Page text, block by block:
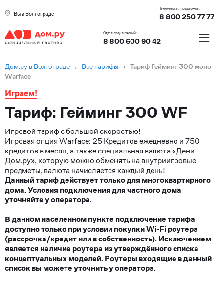
Вы в Волгограде
Техническая поддержка:
8 800 250 77 77
Отдел подключений:
8 800 600 90 42 ≡
Дом.ру в Волгограде › Все тарифы › Тариф Гейминг 300 моно
Warface
Играем!
Тариф: Гейминг 300 WF
Игровой тариф с большой скоростью!
Игровая опция Warface: 25 Кредитов ежедневно и 750
кредитов в месяц, а также специальная валюта «Дени
Дом.ру», которую можно обменять на внутриигровые
предметы, валюта начисляется каждый день!
Данный тариф действует только для многоквартирного
дома. Условия подключения для частного дома
уточняйте у оператора.
В данном населенном пункте подключение тарифа
доступно только при условии покупки Wi-Fi роутера
(рассрочка/кредит или в собственность). Исключением
является наличие роутера из утверждённого списка
концептуальных моделей. Роутеры входящие в данный
список вы можете уточнить у оператора.